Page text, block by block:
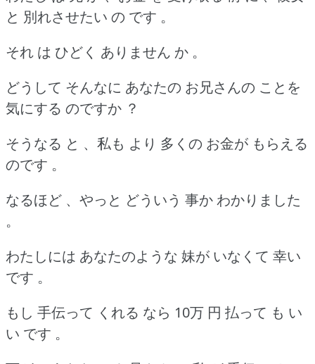
と 別れさせたい の です 。
それ は ひどく ありません か 。
どうして そんなに あなたの お兄さんの ことを
気にする のですか ？
そうなる と 、私も より 多くの お金が もらえる
のです 。
なるほど 、やっと どういう 事か わかりました
。
わたしには あなたのような 妹が いなくて 幸い
です 。
もし 手伝って くれる なら 10万 円 払って も い
い です 。